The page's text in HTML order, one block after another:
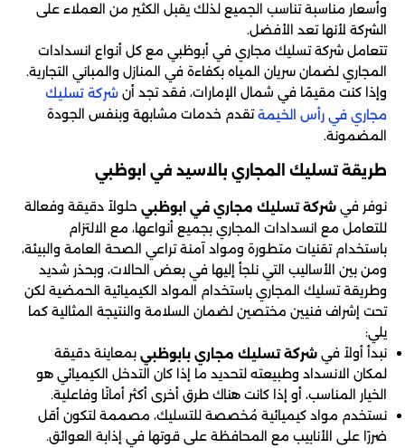
وأسعار مناسبة تناسب الجميع لذلك يقبل الكثير من العملاء على
الشركة لأنها تعد الأفضل.
تتعامل شركة تسليك مجاري في أبوظبي مع كل أنواع انسدادات
المجاري لضمان سريان المياه بكفاءة في المنازل والمباني التجارية.
وإذا كنت مقيمًا في شمال الإمارات، فقد تجد أن شركة تسليك
مجاري في رأس الخيمةتقدم خدمات مشابهة وبنفس الجودة
المضمونة.
طريقة تسليك المجاري بالاسيد في ابوظبي
نوفر في شركة تسليك مجاري في ابوظبي حلولاً دقيقة وفعالة
للتعامل مع انسدادات المجاري بجميع أنواعها، مع الالتزام
باستخدام تقنيات متطورة ومواد آمنة تراعي الصحة العامة والبيئة،
ومن بين الأساليب التي نلجأ إليها في بعض الحالات، وبحذر شديد
وطريقة تسليك المجاري باستخدام المواد الكيميائية الحمضية لكن
تحت إشراف فنيين مختصين لضمان السلامة والنتيجة المثالية كما
يلي:
نبدأ أولاً في شركة تسليك مجاري بابوظبي بمعاينة دقيقة
لمكان الانسداد وطبيعته لتحديد ما إذا كان التدخل الكيميائي هو
الخيار المناسب، أو إذا كانت هناك طرق أخرى أكثر أمانًا وفاعلية.
نستخدم مواد كيميائية مُخصصة للتسليك، مصممة لتكون أقل
ضررًا على الأنابيب مع المحافظة على قوتها في إذابة العوائق.